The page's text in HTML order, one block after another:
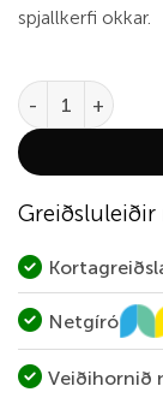
spjallkerfi okkar.
Barnes 6mm -
Greiðsluleiðir
Netgíró
Veiðihornið